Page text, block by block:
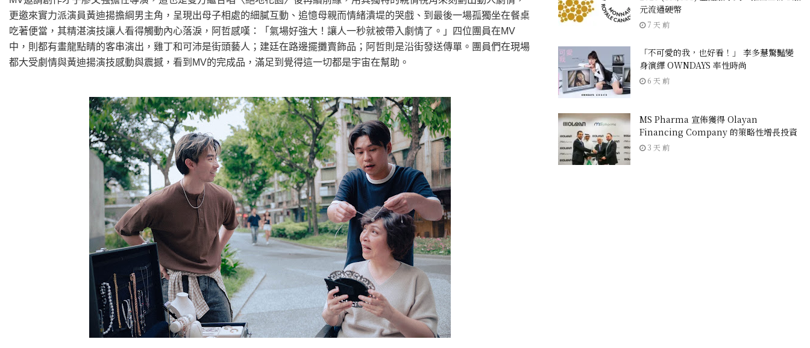
更邀來實力派演員黃迪揚擔綱男主角，呈現出母子相處的細膩互動、追憶母親而情緒潰堤的哭戲、到最後一場孤獨坐在餐桌
吃著便當，其精湛演技讓人看得觸動內心落淚，阿哲感嘆：「氣場好強大！讓人一秒就被帶入劇情了。」四位團員在MV
中，則都有畫龍點睛的客串演出，雞丁和可沛是街頭藝人；建廷在路邊擺攤賣飾品；阿哲則是沿街發送傳單。團員們在現場
都大受劇情與黃迪揚演技感動與震撼，看到MV的完成品，滿足到覺得這一切都是宇宙在幫助。
元流通硬幣
7 天 前
「不可愛的我，也好看！」 李多慧驚豔變
身演繹 OWNDAYS 率性時尚
6 天 前
MS Pharma 宣佈獲得 Olayan
Financing Company 的策略性增長投資
3 天 前